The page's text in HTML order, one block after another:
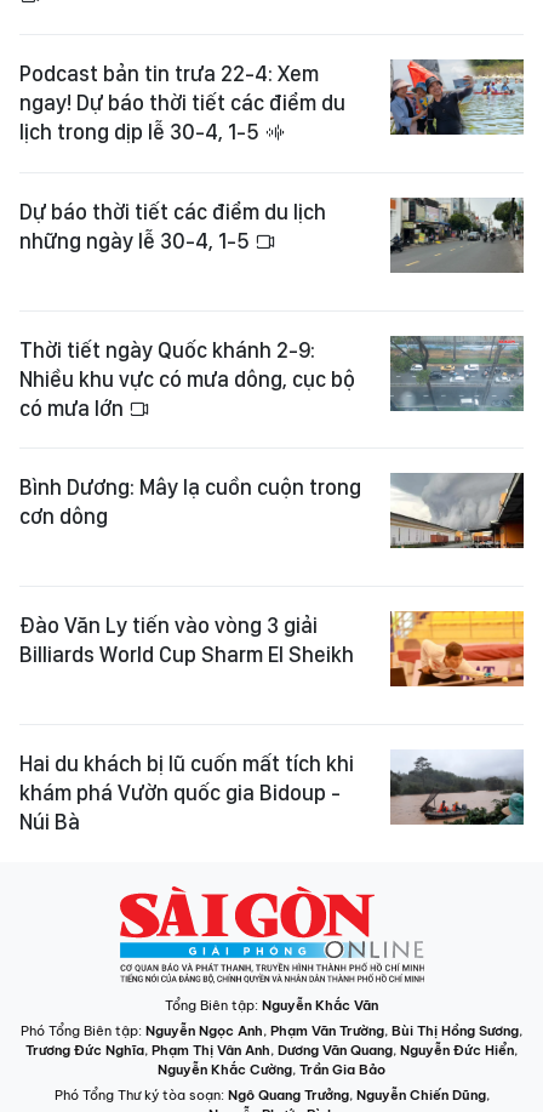
Podcast bản tin trưa 22-4: Xem
ngay! Dự báo thời tiết các điểm du
lịch trong dịp lễ 30-4, 1-5
Dự báo thời tiết các điểm du lịch
những ngày lễ 30-4, 1-5
Thời tiết ngày Quốc khánh 2-9:
Nhiều khu vực có mưa dông, cục bộ
có mưa lớn
Bình Dương: Mây lạ cuồn cuộn trong
cơn dông
Đào Văn Ly tiến vào vòng 3 giải
Billiards World Cup Sharm El Sheikh
Hai du khách bị lũ cuốn mất tích khi
khám phá Vườn quốc gia Bidoup -
Núi Bà
Tổng Biên tập: Nguyễn Khắc Văn
Phó Tổng Biên tập: Nguyễn Ngọc Anh, Phạm Văn Trường, Bùi Thị Hồng Sương,
Trương Đức Nghĩa, Phạm Thị Vân Anh, Dương Văn Quang, Nguyễn Đức Hiển,
Nguyễn Khắc Cường, Trần Gia Bảo
Phó Tổng Thư ký tòa soạn: Ngô Quang Trưởng, Nguyễn Chiến Dũng,